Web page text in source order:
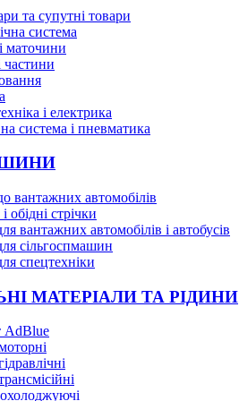
та супутні товари
система
маточини
частини
і електрика
система і пневматика
ШИНИ
вантажних автомобілів
обідні стрічки
вантажних автомобілів і автобусів
сільгоспмашин
спецтехніки
МАТЕРІАЛИ ТА РІДИНИ
AdBlue